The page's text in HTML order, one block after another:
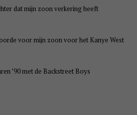
dat mijn zoon verkering heeft
voor mijn zoon voor het Kanye West
’90 met de Backstreet Boys